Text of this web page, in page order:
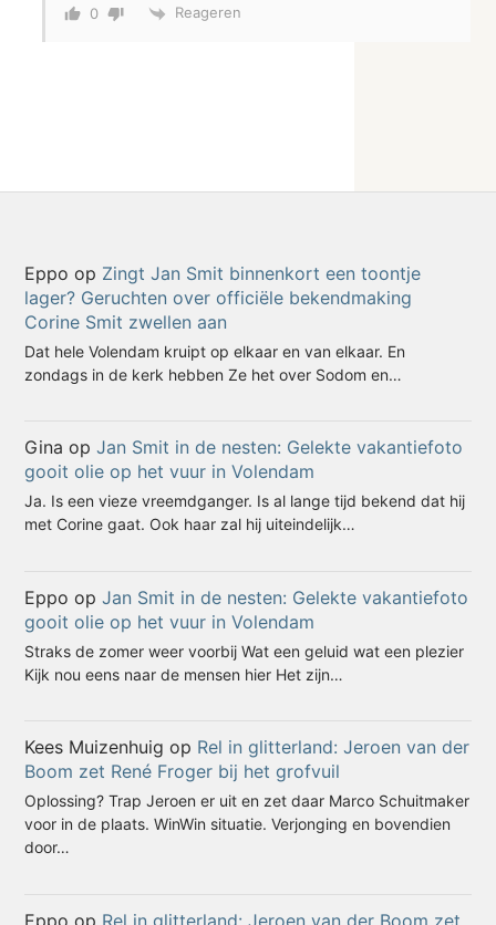
0 Reageren
Eppo op Zingt Jan Smit binnenkort een toontje
lager? Geruchten over officiële bekendmaking
Corine Smit zwellen aan
Dat hele Volendam kruipt op elkaar en van elkaar. En
zondags in de kerk hebben Ze het over Sodom en…
Gina opJan Smit in de nesten: Gelekte vakantiefoto
gooit olie op het vuur in Volendam
Ja. Is een vieze vreemdganger. Is al lange tijd bekend dat hij
met Corine gaat. Ook haar zal hij uiteindelijk…
Eppo opJan Smit in de nesten: Gelekte vakantiefoto
gooit olie op het vuur in Volendam
Straks de zomer weer voorbij Wat een geluid wat een plezier
Kijk nou eens naar de mensen hier Het zijn…
Kees Muizenhuig op Rel in glitterland: Jeroen van der
Boom zet René Froger bij het grofvuil
Oplossing? Trap Jeroen er uit en zet daar Marco Schuitmaker
voor in de plaats. WinWin situatie. Verjonging en bovendien
door…